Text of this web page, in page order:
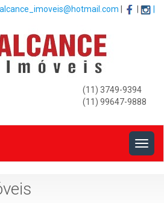
alcance_imoveis@hotmail.com
(11) 3749-9394
(11) 99647-9888